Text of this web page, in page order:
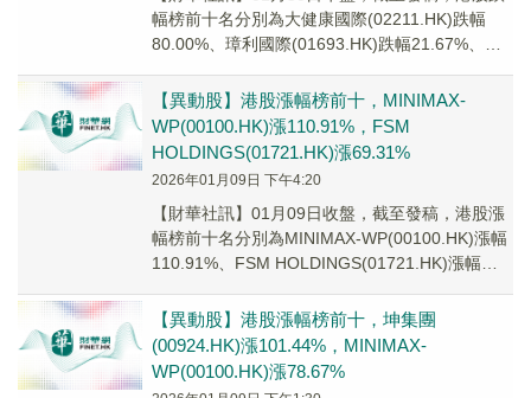
幅榜前十名分別為大健康國際(02211.HK)跌幅
80.00%、璋利國際(01693.HK)跌幅21.67%、南
【異動股】港股漲幅榜前十，MINIMAX-
WP(00100.HK)漲110.91%，FSM
HOLDINGS(01721.HK)漲69.31%
2026年01月09日 下午4:20
【財華社訊】01月09日收盤，截至發稿，港股漲
幅榜前十名分別為MINIMAX-WP(00100.HK)漲幅
110.91%、FSM HOLDINGS(01721.HK)漲幅
【異動股】港股漲幅榜前十，坤集團
(00924.HK)漲101.44%，MINIMAX-
WP(00100.HK)漲78.67%